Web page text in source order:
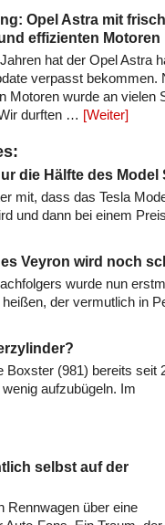
Opel Astra mit
effizienten Motoren
hat der Opel Astra
verpasst bekommen.
Motoren wurde an vielen
durften … [Weiter]
die Hälfte des Model
mit, dass das Tesla
und dann bei einem
Veyron wird noch
wurde nun
der vermutlich in
Boxster (981) bereits seit
aufzubügeln. Im
selbst auf der
Rennwagen über eine